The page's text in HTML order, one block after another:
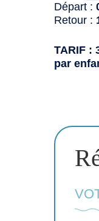
Départ :
Retour :
TARIF :
par